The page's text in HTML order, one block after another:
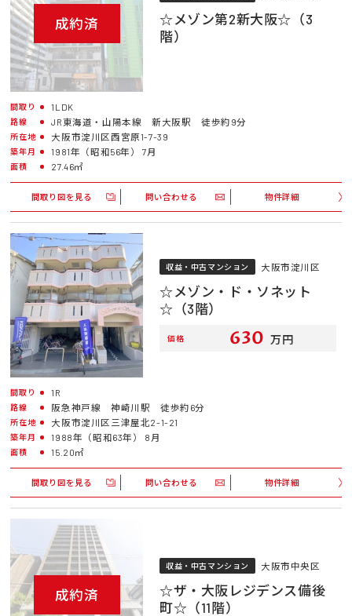
成約済
☆メゾン第2新大阪☆（3
階）
間取り 1LDK
路線 JR東海道・山陽本線 新大阪駅 徒歩約9分
所在地 大阪市淀川区西宮原1-7-39
築年月 1981年（昭和56年） 7月
面積 27.46㎡
間取り図を見る 問い合わせる 物件詳細
収益・中古マンション 大阪市淀川区
☆メゾン・ド・ソネット
☆（3階）
価格 630 万円
間取り 1R
路線 阪急神戸線 神崎川駅 徒歩約6分
所在地 大阪市淀川区三津屋北2-1-21
築年月 1988年（昭和63年） 8月
面積 15.20㎡
間取り図を見る 問い合わせる 物件詳細
成約済
収益・中古マンション 大阪市中央区
☆ザ・大阪レジデンス備後
町☆（11階）